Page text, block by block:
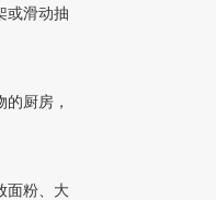
或滑动抽
的厨房，
面粉、大